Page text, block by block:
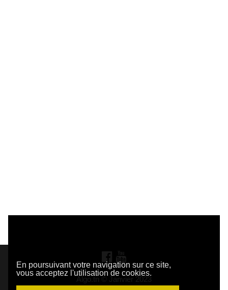
En poursuivant votre navigation sur ce site,
vous acceptez l'utilisation de cookies.
Algo.tn © Janvier 2023